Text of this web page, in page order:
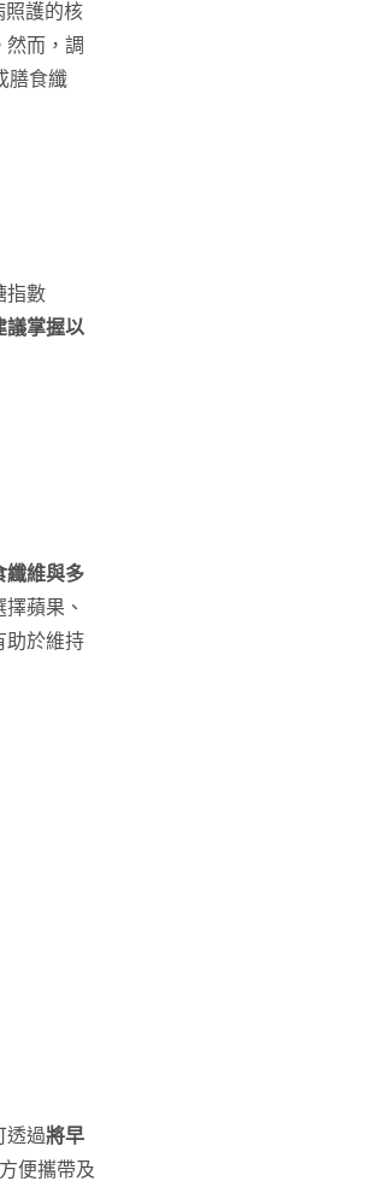
照護的核
然而，調
膳食纖
指數
議掌握以
纖維與多
蘋果、
助於維持
透過將早
便攜帶及